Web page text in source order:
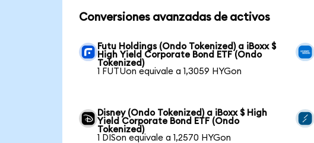
Conversiones avanzadas de activos
Futu Holdings (Ondo Tokenized) a iBoxx $
High Yield Corporate Bond ETF (Ondo
Tokenized)
1 FUTUon equivale a 1,3059 HYGon
Disney (Ondo Tokenized) a iBoxx $ High
Yield Corporate Bond ETF (Ondo
Tokenized)
1 DISon equivale a 1,2570 HYGon